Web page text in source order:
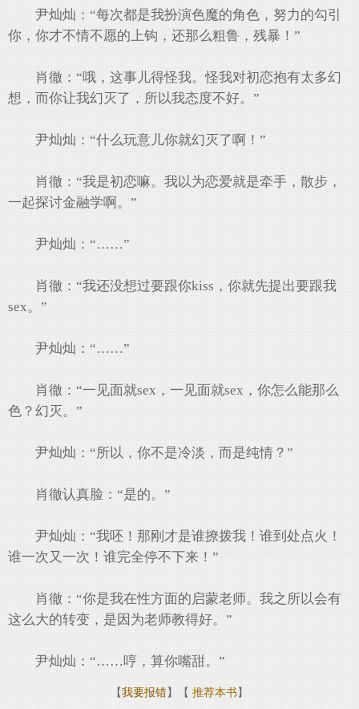
尹灿灿：“每次都是我扮演色魔的角色，努力的勾引
你，你才不情不愿的上钩，还那么粗鲁，残暴！”
肖徹：“哦，这事儿得怪我。怪我对初恋抱有太多幻
想，而你让我幻灭了，所以我态度不好。”
尹灿灿：“什么玩意儿你就幻灭了啊！”
肖徹：“我是初恋嘛。我以为恋爱就是牵手，散步，
一起探讨金融学啊。”
尹灿灿：“……”
肖徹：“我还没想过要跟你kiss，你就先提出要跟我
sex。”
尹灿灿：“……”
肖徹：“一见面就sex，一见面就sex，你怎么能那么
色？幻灭。”
尹灿灿：“所以，你不是冷淡，而是纯情？”
肖徹认真脸：“是的。”
尹灿灿：“我呸！那刚才是谁撩拨我！谁到处点火！
谁一次又一次！谁完全停不下来！”
肖徹：“你是我在性方面的启蒙老师。我之所以会有
这么大的转变，是因为老师教得好。”
尹灿灿：“……哼，算你嘴甜。”
【我要报错】【 推荐本书 】